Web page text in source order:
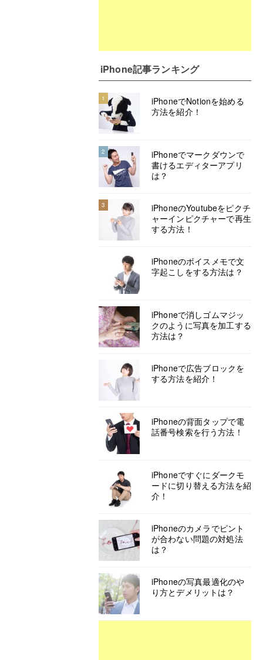
iPhone記事ランキング
1
iPhoneでNotionを始める
方法を紹介！
2
iPhoneでマークダウンで
書けるエディターアプリ
は？
3
iPhoneのYoutubeをピクチ
ャーインピクチャーで再生
する方法！
iPhoneのボイスメモで文
字起こしをする方法は？
iPhoneで消しゴムマジッ
クのように写真を加工する
方法は？
iPhoneで広告ブロックを
する方法を紹介！
iPhoneの背面タップで電
話番号検索を行う方法！
iPhoneですぐにダークモ
ードに切り替える方法を紹
介！
iPhoneのカメラでピント
が合わない問題の対処法
は？
iPhoneの写真最適化のや
り方とデメリットは？